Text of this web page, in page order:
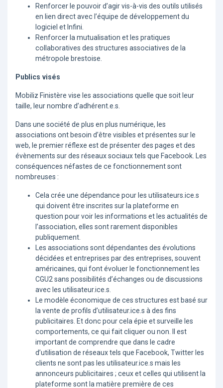
Renforcer le pouvoir d’agir vis-à-vis des outils utilisés
en lien direct avec l’équipe de développement du
logiciel et Infini.
Renforcer la mutualisation et les pratiques
collaboratives des structures associatives de la
métropole brestoise.
Publics visés
Mobiliz Finistère vise les associations quelle que soit leur
taille, leur nombre d’adhérent.e.s.
Dans une société de plus en plus numérique, les
associations ont besoin d’être visibles et présentes sur le
web, le premier réflexe est de présenter des pages et des
évènements sur des réseaux sociaux tels que Facebook. Les
conséquences néfastes de ce fonctionnement sont
nombreuses :
Cela crée une dépendance pour les utilisateurs.ice.s
qui doivent être inscrites sur la plateforme en
question pour voir les informations et les actualités de
l’association, elles sont rarement disponibles
publiquement.
Les associations sont dépendantes des évolutions
décidées et entreprises par des entreprises, souvent
américaines, qui font évoluer le fonctionnement les
CGU2 sans possibilités d’échanges ou de discussions
avec les utilisateur.ice.s.
Le modèle économique de ces structures est basé sur
la vente de profils d’utilisateur.ice.s à des fins
publicitaires. Et donc pour cela épie et surveille les
comportements, ce qui fait cliquer ou non. Il est
important de comprendre que dans le cadre
d’utilisation de réseaux tels que Facebook, Twitter les
clients ne sont pas les utilisateur.ice.s mais les
annonceurs publicitaires ; ceux et celles qui utilisent la
plateforme sont la matière première de ces